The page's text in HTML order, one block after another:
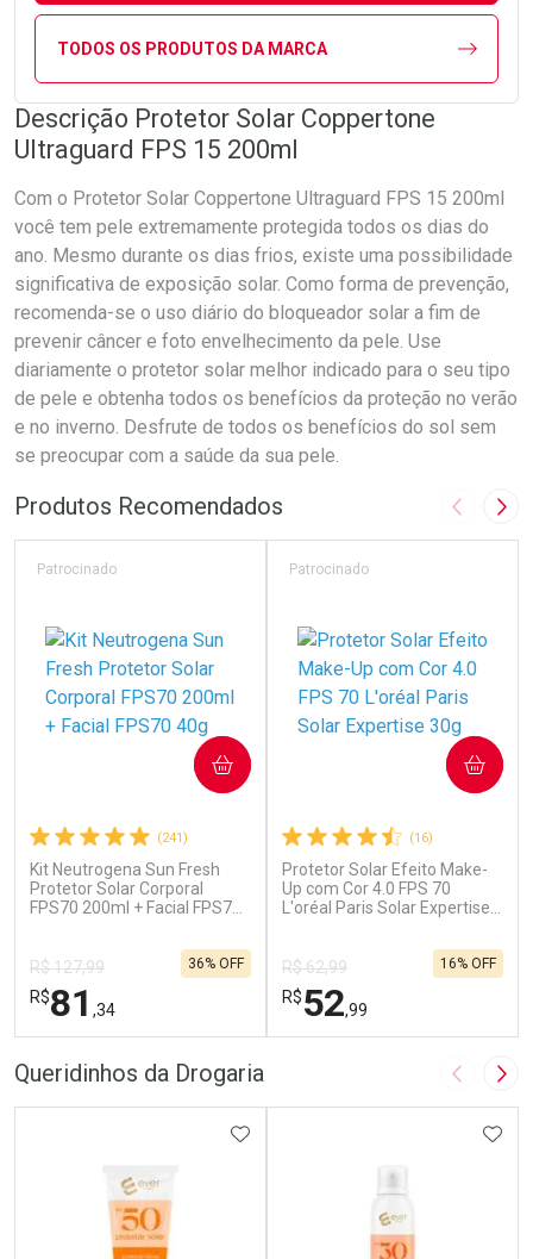
TODOS OS PRODUTOS DA MARCA
Descrição Protetor Solar Coppertone
Ultraguard FPS 15 200ml
Com o Protetor Solar Coppertone Ultraguard FPS 15 200ml
você tem pele extremamente protegida todos os dias do
ano. Mesmo durante os dias frios, existe uma possibilidade
significativa de exposição solar. Como forma de prevenção,
recomenda-se o uso diário do bloqueador solar a fim de
prevenir câncer e foto envelhecimento da pele. Use
diariamente o protetor solar melhor indicado para o seu tipo
de pele e obtenha todos os benefícios da proteção no verão
e no inverno. Desfrute de todos os benefícios do sol sem
se preocupar com a saúde da sua pele.
Produtos Recomendados Imagem
(241)
Kit Neutrogena Sun Fresh
Protetor Solar Corporal
FPS70 200ml + Facial FPS70
Patrocinado
R$ 127,99
R$81 ,34
36% OFF
COMPRAR
(16)
Protetor Solar Efeito Make-
Up com Cor 4.0 FPS 70
L'oréal Paris Solar Expertise
Patrocinado
R$ 62,99
R$52,99
16% OFF
COMPRAR
Queridinhos da Drogaria Imagem
ADICIONAR AOS FAVORITOS